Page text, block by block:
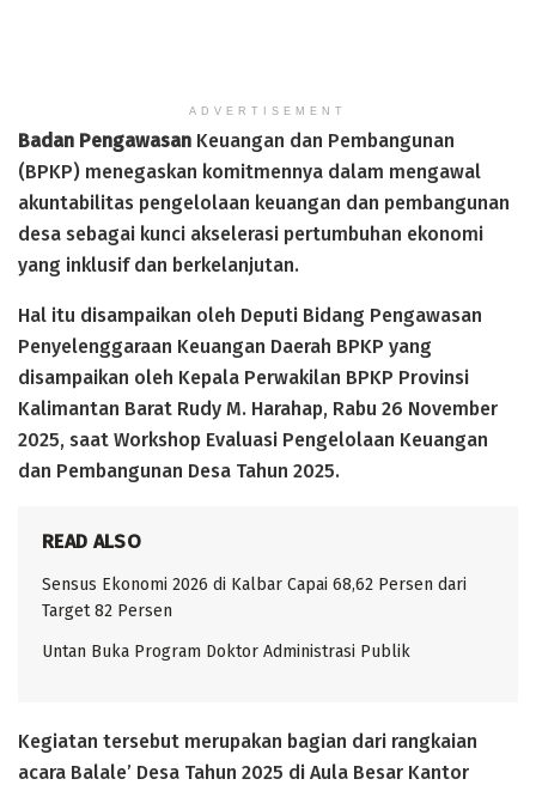
ADVERTISEMENT
Badan Pengawasan Keuangan dan Pembangunan
(BPKP) menegaskan komitmennya dalam mengawal
akuntabilitas pengelolaan keuangan dan pembangunan
desa sebagai kunci akselerasi pertumbuhan ekonomi
yang inklusif dan berkelanjutan.
Hal itu disampaikan oleh Deputi Bidang Pengawasan
Penyelenggaraan Keuangan Daerah BPKP yang
disampaikan oleh Kepala Perwakilan BPKP Provinsi
Kalimantan Barat Rudy M. Harahap, Rabu 26 November
2025, saat Workshop Evaluasi Pengelolaan Keuangan
dan Pembangunan Desa Tahun 2025.
READ ALSO
Sensus Ekonomi 2026 di Kalbar Capai 68,62 Persen dari
Target 82 Persen
Untan Buka Program Doktor Administrasi Publik
Kegiatan tersebut merupakan bagian dari rangkaian
acara Balale’ Desa Tahun 2025 di Aula Besar Kantor